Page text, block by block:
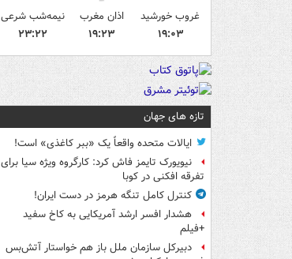
غروب خورشید
۱۹:۰۳
اذان مغرب
۱۹:۲۳
نیمه‌شب شرعی
۲۳:۲۲
تازه های جهان
ایالات متحده واقعاً یک «ببر کاغذی» است!
نیویورک تایمز فاش کرد: کارگروه ویژه سیا برای
تفرقه افکنی در کوبا
کنترل کامل تنگه هرمز در دست ایران!
هشدار افسر ارشد آمریکایی به کاخ سفید
+فیلم
دبیرکل سازمان ملل باز هم خواستار آتش‌بس